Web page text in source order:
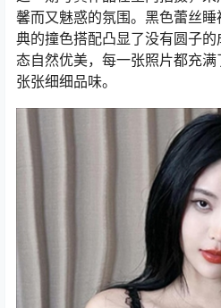
馨而又魅惑的氛围。黑色蕾丝
典的撞色搭配凸显了没有圆子
态自然优美，每一张照片都充
张张细细品味。